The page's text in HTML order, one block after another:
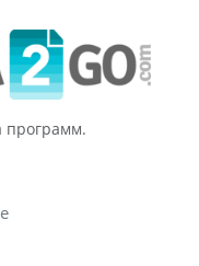
программ.